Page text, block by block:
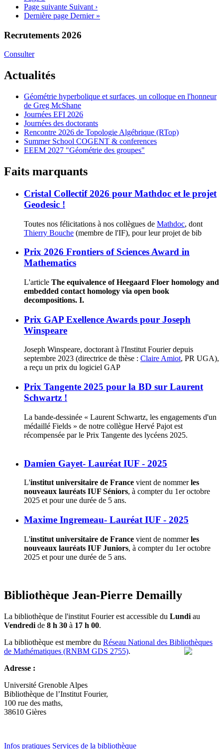
Page suivante Suivant ›
Dernière page Dernier »
Recrutements 2026
Consulter
Actualités
Géométrie hyperbolique et surfaces, un colloque en l'honneur
de Greg McShane
Journées EFI 2026
Journées des doctorants
Rencontre 2026 de Topologie Algébrique (RTop)
Summer School COGENT & conferences
EEEM 2027 "Géométrie des groupes"
Faits marquants
Cristal Collectif 2026 pour Mathdoc et le projet
Geodesic !
Toutes nos félicitations à nos collègues de Mathdoc, dont
Thierry Bouche (membre de l'IF), pour leur projet de bib
Prix 2026 Frontiers of Sciences Award in
Mathematics
L'article The equivalence of Heegaard Floer homology and
embedded contact homology via open book
decompositions. I.
Prix GAP Exellence Awards pour Joseph
Winspeare
Joseph Winspeare, doctorant à l'Institut Fourier depuis
septembre 2023 (directrice de thèse : Claire Amiot, PR UGA),
a reçu un prix du logiciel GAP
Prix Tangente 2025 pour la BD sur Laurent
Schwartz !
La bande-dessinée « Laurent Schwartz, les engagements d'un
médaillé Fields » de notre collègue Hervé Pajot est
récompensée par le Prix Tangente des lycéens 2025.
Damien Gayet- Lauréat IUF - 2025
L'institut universitaire de France vient de nommerles
nouveaux lauréats IUF Séniors, à compter du 1er octobre
2025 et pour une durée de 5 ans.
Maxime Ingremeau- Lauréat IUF - 2025
L'institut universitaire de France vient de nommerles
nouveaux lauréats IUF Juniors, à compter du 1er octobre
2025 et pour une durée de 5 ans.
Bibliothèque Jean-Pierre Demailly
La bibliothèque de l'institut Fourier est accessible du Lundi au
Vendredi de 8 h 30 à 17 h 00.
La bibliothèque est membre du Réseau National des Bibliothèques
de Mathématiques (RNBM GDS 2755).
Adresse :
Université Grenoble Alpes
Bibliothèque de l’Institut Fourier,
100 rue des maths,
38610 Gières
Infos pratiques Services de la bibliothèque